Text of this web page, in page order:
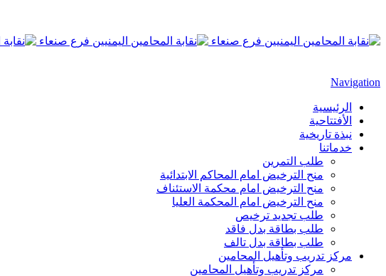
Navigation
الرئيسية
الأفتتاحية
نبذة تاريخية
خدماتنا
طلب التمرين
منح الترخيض امام المحاكم الابتدائية
منح الترخيض امام محكمة الاستئناف
منح الترخيض امام المحكمة العليا
طلب تجديد ترخيص
طلب بطاقة بدل فاقد
طلب بطاقة بدل تالف
مركز تدريب وتأهيل المحامين
مركز تدريب وتأهيل المحامين